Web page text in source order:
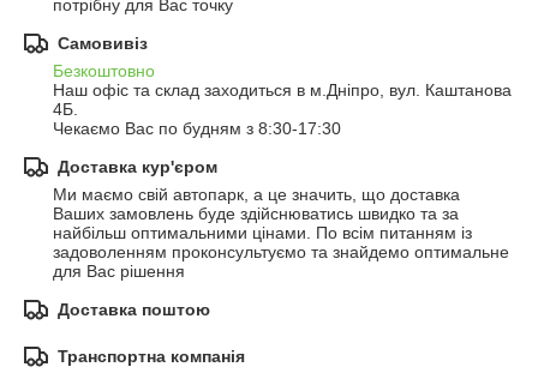
потрібну для Вас точку
Самовивіз
Безкоштовно
Наш офіс та склад заходиться в м.Дніпро, вул. Каштанова
4Б.
Чекаємо Вас по будням з 8:30-17:30
Доставка кур'єром
Ми маємо свій автопарк, а це значить, що доставка
Ваших замовлень буде здійснюватись швидко та за
найбільш оптимальними цінами. По всім питанням із
задоволенням проконсультуємо та знайдемо оптимальне
для Вас рішення
Доставка поштою
Транспортна компанія